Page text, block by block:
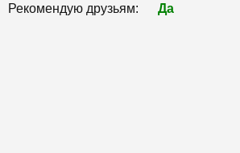
Рекомендую друзьям: Да